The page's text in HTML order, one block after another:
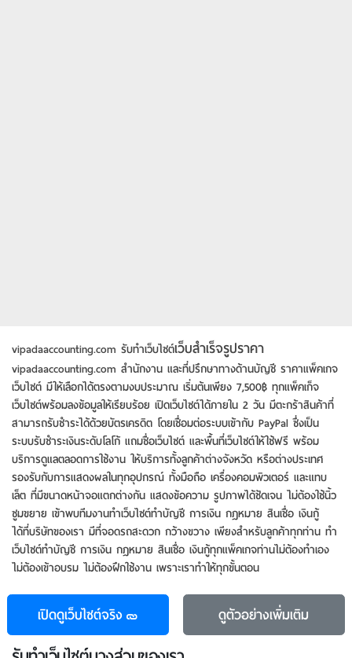
เว็บไซต์พร้อมลงข้อมูลให้เรียบร้อย เปิดเว็บไซต์ได้ภายใน 2 วัน มีตะกร้าสินค้าที่
สามารถรับชำระได้ด้วยบัตรเครดิต โดยเชื่อมต่อระบบเข้ากับ PayPal ซึ่งเป็น
ระบบรับชำระเงินระดับโลโก้ แถมชื่อเว็บไซต์ และพื้นที่เว็บไซต์ให้ใช้ฟรี พร้อม
บริการดูแลตลอดการใช้งาน ให้บริการทั้งลูกค้าต่างจังหวัด หรือต่างประเทศ
รองรับกับการแสดงผลในทุกอุปกรณ์ ทั้งมือถือ เครื่องคอมพิวเตอร์ และแทบ
เล็ต ที่มีขนาดหน้าจอแตกต่างกัน แสดงข้อความ รูปภาพได้ชัดเจน ไม่ต้องใช้นิ้ว
ซูมขยาย เข้าพบทีมงานทําเว็บไซต์ทำบัญชี การเงิน กฎหมาย สินเชื่อ เงินกู้
ได้ที่บริษัทของเรา มีที่จอดรถสะดวก กว้างขวาง เพียงสำหรับลูกค้าทุกท่าน ทํา
เว็บไซต์ทำบัญชี การเงิน กฎหมาย สินเชื่อ เงินกู้ทุกแพ็คเกจท่านไม่ต้องทำเอง
ไม่ต้องเข้าอบรม ไม่ต้องฝึกใช้งาน เพราะเราทําให้ทุกขั้นตอน
เปิดดูเว็บไซต์จริง ดูตัวอย่างเพิ่มเติม
รับทําเว็บไซต์บางส่วนของเรา